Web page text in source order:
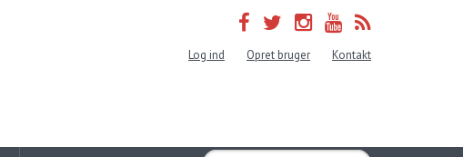
Log ind Opret bruger Kontakt